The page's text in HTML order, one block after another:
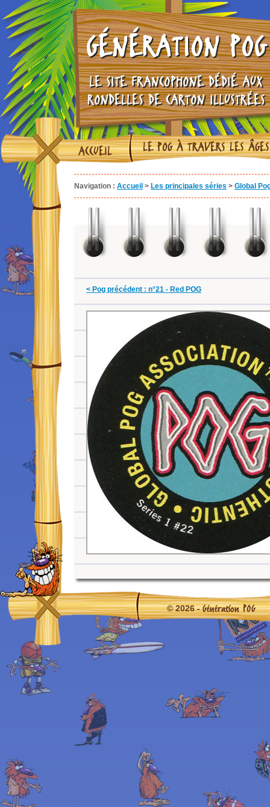
GÉNÉRATION POG
LE SITE FRANCOPHONE DÉDIÉ AUX
RONDELLES DE CARTON ILLUSTRÉES
ACCUEIL LE POG À TRAVERS LES ÂGES
Navigation : Accueil > Les principales séries > Global
< Pog précédent : n°21 - Red POG
© 2026 -Génération POG